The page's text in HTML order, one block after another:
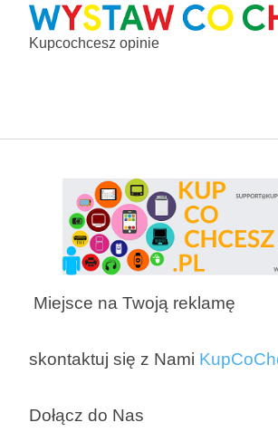
Kupcochcesz opinie
Miejsce na Twoją reklamę
skontaktuj się z Nami
Dołącz do Nas